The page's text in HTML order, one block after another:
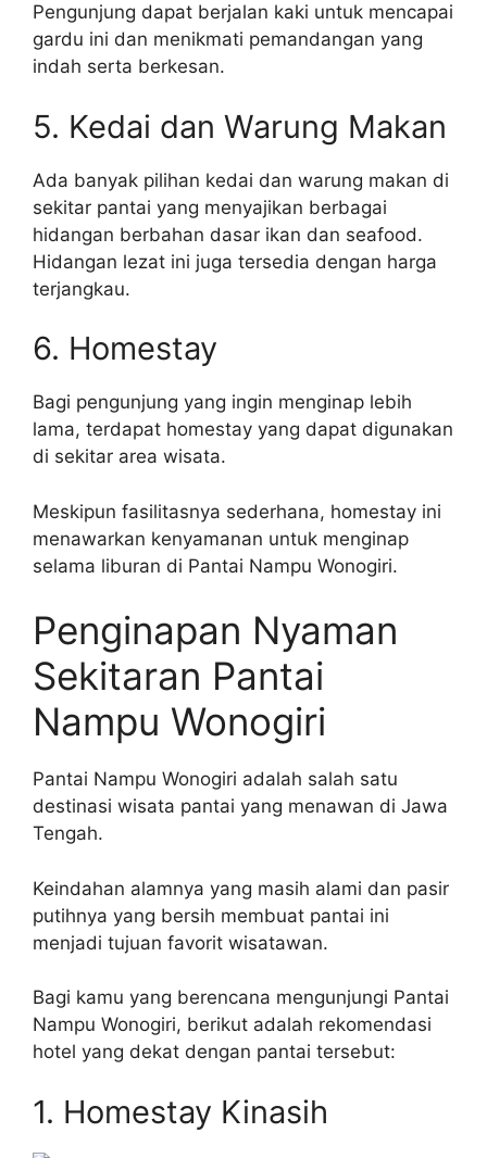
Pengunjung dapat berjalan kaki untuk mencapai
gardu ini dan menikmati pemandangan yang
indah serta berkesan.
5. Kedai dan Warung Makan
Ada banyak pilihan kedai dan warung makan di
sekitar pantai yang menyajikan berbagai
hidangan berbahan dasar ikan dan seafood.
Hidangan lezat ini juga tersedia dengan harga
terjangkau.
6. Homestay
Bagi pengunjung yang ingin menginap lebih
lama, terdapat homestay yang dapat digunakan
di sekitar area wisata.
Meskipun fasilitasnya sederhana, homestay ini
menawarkan kenyamanan untuk menginap
selama liburan di Pantai Nampu Wonogiri.
Penginapan Nyaman
Sekitaran Pantai
Nampu Wonogiri
Pantai Nampu Wonogiri adalah salah satu
destinasi wisata pantai yang menawan di Jawa
Tengah.
Keindahan alamnya yang masih alami dan pasir
putihnya yang bersih membuat pantai ini
menjadi tujuan favorit wisatawan.
Bagi kamu yang berencana mengunjungi Pantai
Nampu Wonogiri, berikut adalah rekomendasi
hotel yang dekat dengan pantai tersebut:
1. Homestay Kinasih